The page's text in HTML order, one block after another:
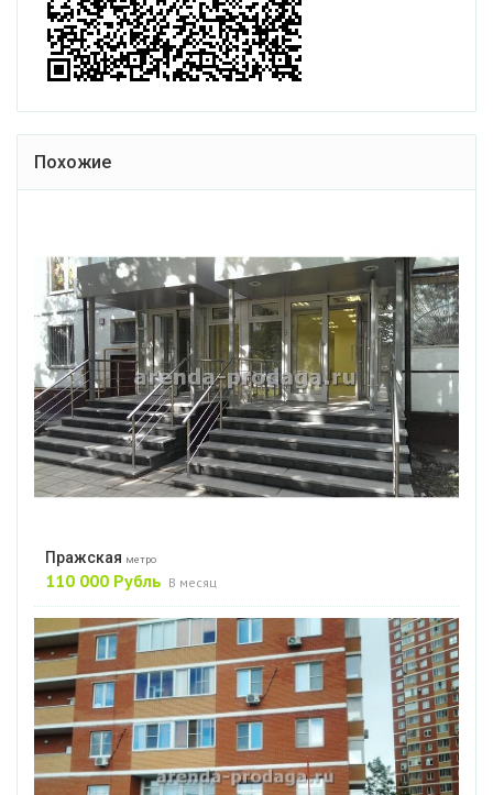
Похожие
Пражская метро
110 000 Рубль В месяц